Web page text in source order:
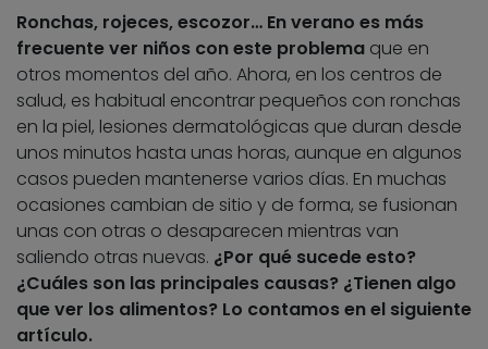
Ronchas, rojeces, escozor… En verano es más
frecuente ver niños con este problema que en
otros momentos del año. Ahora, en los centros de
salud, es habitual encontrar pequeños con ronchas
en la piel, lesiones dermatológicas que duran desde
unos minutos hasta unas horas, aunque en algunos
casos pueden mantenerse varios días. En muchas
ocasiones cambian de sitio y de forma, se fusionan
unas con otras o desaparecen mientras van
saliendo otras nuevas. ¿Por qué sucede esto?
¿Cuáles son las principales causas? ¿Tienen algo
que ver los alimentos? Lo contamos en el siguiente
artículo.